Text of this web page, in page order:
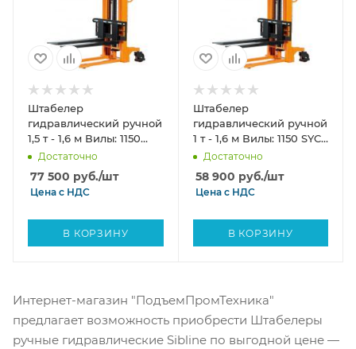
Штабелер
гидравлический ручной
1,5 т - 1,6 м Вилы: 1150
SYC SIBLINE
Достаточно
77 500 руб./шт
Цена с НДС
В КОРЗИНУ
Штабелер
гидравлический ручной
1 т - 1,6 м Вилы: 1150 SYC
SIBLINE
Достаточно
58 900 руб./шт
Цена с НДС
В КОРЗИНУ
Интернет-магазин "ПодъемПромТехника"
предлагает возможность приобрести Штабелеры
ручные гидравлические Sibline по выгодной цене —